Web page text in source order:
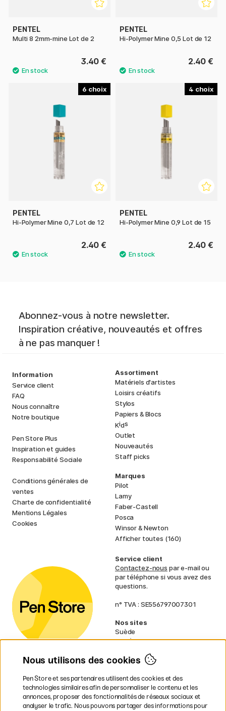
PENTEL
Multi 8 2mm-mine Lot de 2
3.40 €
PENTEL
Hi-Polymer Mine 0,5 Lot de 12
2.40 €
6
PENTEL
Hi-Polymer Mine 0,7 Lot de 12
2.40 €
4
PENTEL
Hi-Polymer Mine 0,9 Lot de 15
2.40 €
Abonnez-vous à notre newsletter.
Inspiration créative, nouveautés et offres
à ne pas manquer !
Information
Service client
FAQ
Nous connaître
Notre boutique
Pen Store Plus
Inspiration et guides
Responsabilité Sociale
Conditions générales de
ventes
Charte de confidentialité
Mentions Légales
Cookies
Assortiment
Matériels d'artistes
Loisirs créatifs
Stylos
Papiers & Blocs
Kids
Outlet
Nouveautés
Staff picks
Marques
Pilot
Lamy
Faber-Castell
Posca
Winsor & Newton
Afficher toutes (160)
Service client
Contactez-nous par e-mail ou
par téléphone si vous avez des
questions.
n° TVA : SE556797007301
Nos sites
Suède
Norvège
Finlande
Irlande
Pays-Bas
Royaume-Uni
UE
Nous utilisons des cookies
Pen Store et ses partenaires utilisent des cookies et des
technologies similaires afin de personnaliser le contenu et les
annonces, proposer des fonctionnalités de réseaux sociaux et
analyser le trafic. Nous pouvons partager des informations pour